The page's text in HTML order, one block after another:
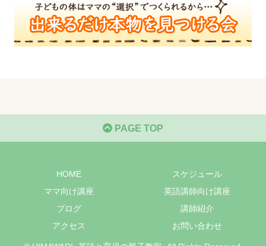
PAGE TOP
HOME
スケジュール
ママ向け講座
英語講師向け講座
ブログ
講師紹介
アクセス
お問い合わせ